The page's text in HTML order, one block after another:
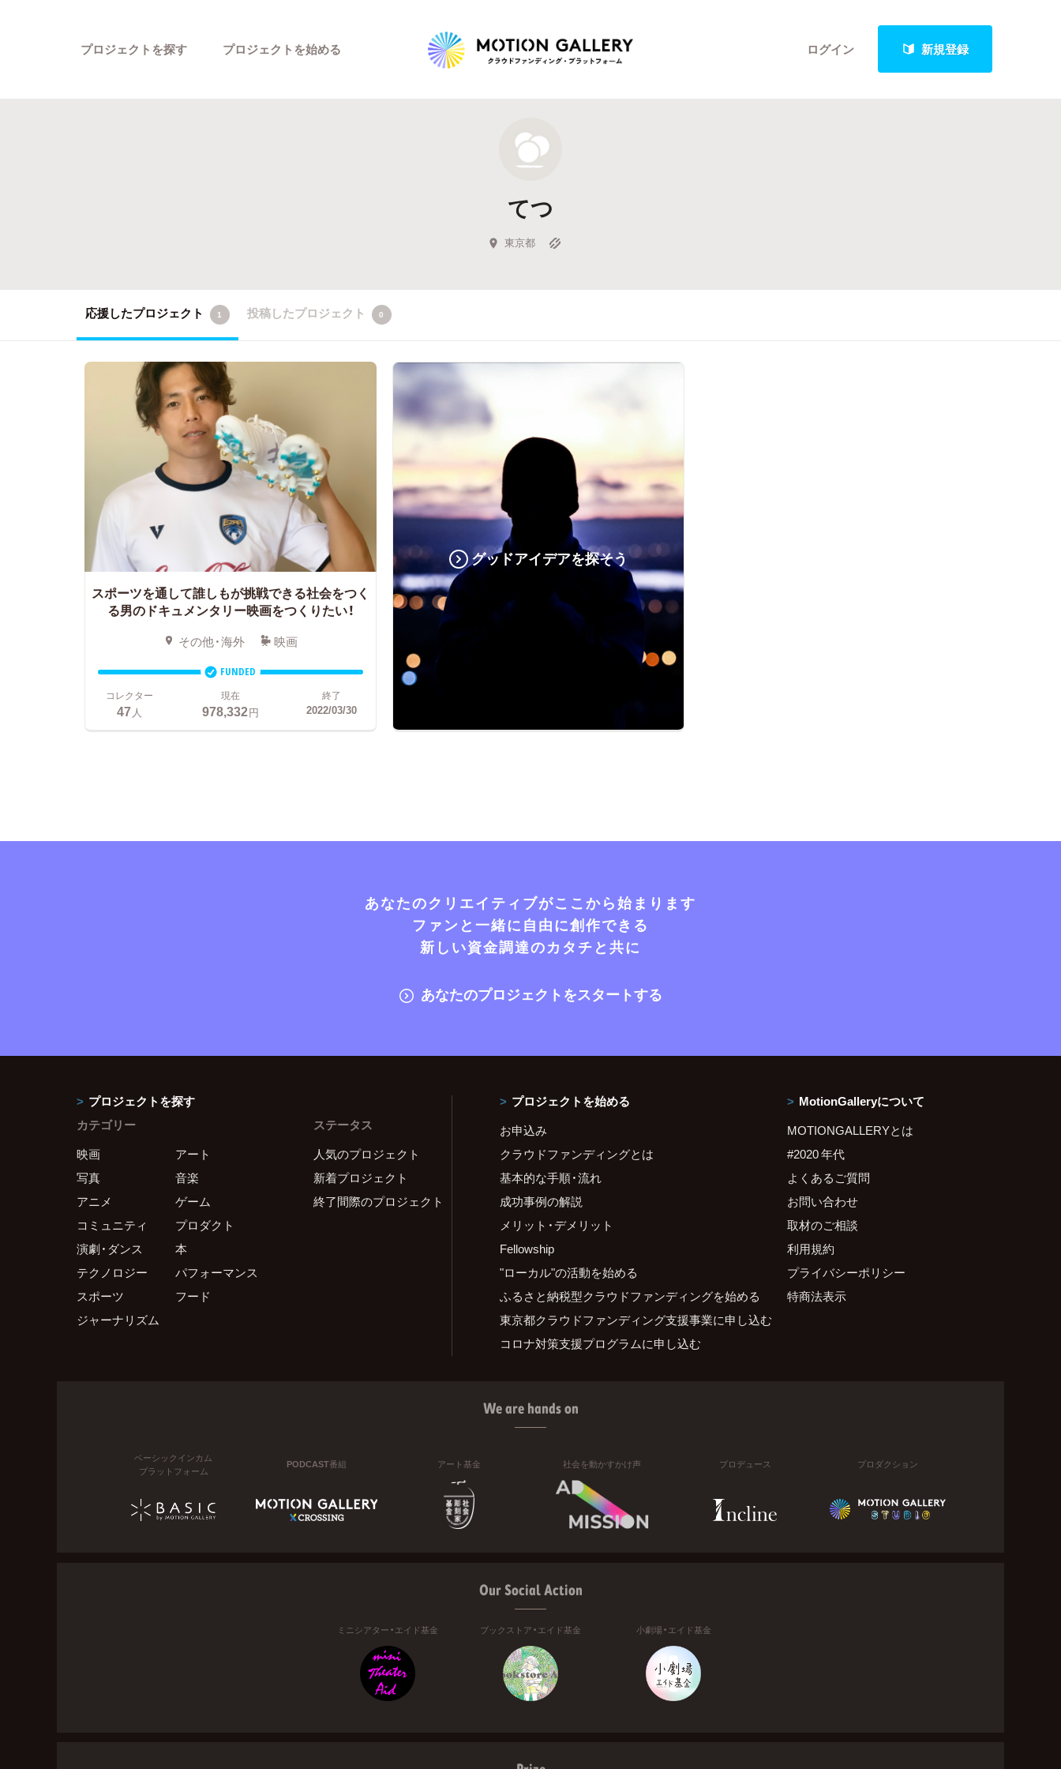
ログイン 新規登録
プロジェクトを探す
新着プロジェクト
Feature
キュレーターから探す
プロジェクトを始める
てつ
東京都
応援したプロジェクト 1 投稿したプロジェクト 0
スポーツを通して誰しもが挑戦できる社会をつく
る男のドキュメンタリー映画をつくりたい！
その他・海外 映画
FUNDED
コレクター
47人
現在
978,332円
終了
2022/03/30
グッドアイデアを探そう
あなたのクリエイティブがここから始まります
ファンと一緒に自由に創作できる
新しい資金調達のカタチと共に
あなたのプロジェクトをスタートする
プロジェクトを探す
カテゴリー
映画
アート
写真
音楽
アニメ
ゲーム
コミュニティ
プロダクト
演劇・ダンス
本
テクノロジー
パフォーマンス
スポーツ
フード
ジャーナリズム
ステータス
人気のプロジェクト
新着プロジェクト
終了間際のプロジェクト
プロジェクトを始める
お申込み
クラウドファンディングとは
基本的な手順・流れ
成功事例の解説
メリット・デメリット
Fellowship
"ローカル"の活動を始める
ふるさと納税型クラウドファンディングを始める
東京都クラウドファンディング支援事業に申し込む
コロナ対策支援プログラムに申し込む
MotionGalleryについて
MOTIONGALLERYとは
#2020 年代
よくあるご質問
お問い合わせ
取材のご相談
利用規約
プライバシーポリシー
特商法表示
We are hands on
ベーシックインカム
プラットフォーム
PODCAST番組 アート基金 社会を動かすかけ声 プロデュース プロダクション
Our Social Action
ミニシアター・エイド基金 ブックストア・エイド基金 小劇場・エイド基金